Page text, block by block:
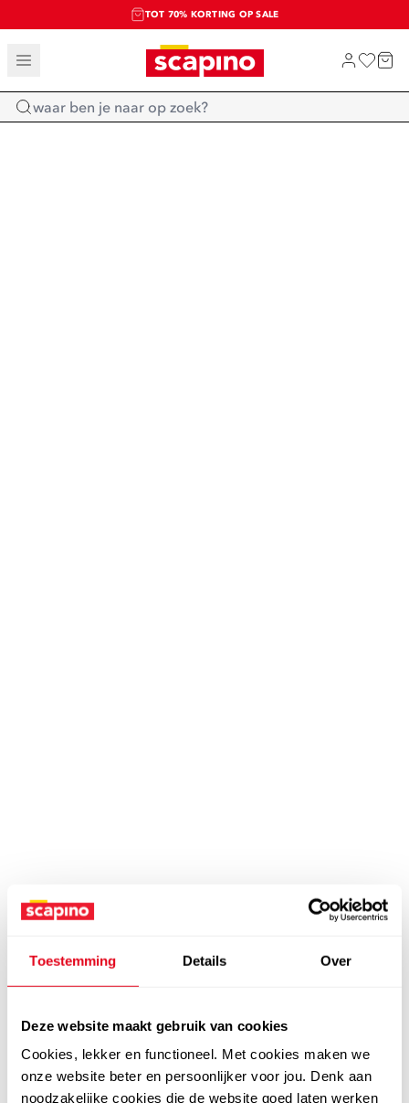
Toestemming Details Over
Deze website maakt gebruik van cookies
Cookies, lekker en functioneel. Met cookies maken we
onze website beter en persoonlijker voor jou. Denk aan
noodzakelijke cookies die de website goed laten werken
TOT 70% KORTING OP SALE
SALE: LAATSTE KANS!
SHOP NIEUW
Home